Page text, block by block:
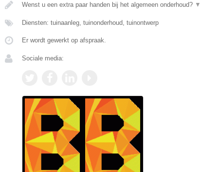
Wenst u een extra paar handen bij het algemeen onderhoud? ▼
Diensten: tuinaanleg, tuinonderhoud, tuinontwerp
Er wordt gewerkt op afspraak.
Sociale media: